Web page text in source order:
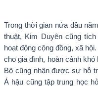
Trong thời gian nửa đầu
thuật, Kim Duyên cũng
hoạt động cộng đồng, xã
cho gia đình, hoàn cảnh
Bộ cũng nhận được sự hỗ
Á hậu cũng tập trung học